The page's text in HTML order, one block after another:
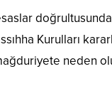
doğrultusunda
Kurulları
neden